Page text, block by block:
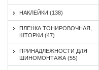
НАКЛЕЙКИ (138)
ПЛЕНКА ТОНИРОВОЧНАЯ,
ШТОРКИ (47)
ПРИНАДЛЕЖНОСТИ ДЛЯ
ШИНОМОНТАЖА (55)